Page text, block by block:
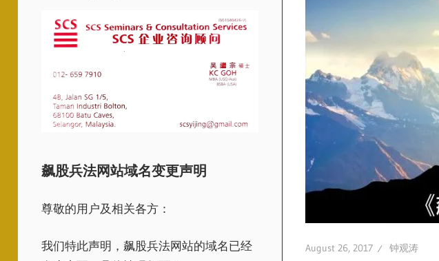
August 26, 2017 钟观涛
飙股兵法网站域名变更声明
尊敬的用户及相关各方：
我们特此声明，飙股兵法网站的域名已经